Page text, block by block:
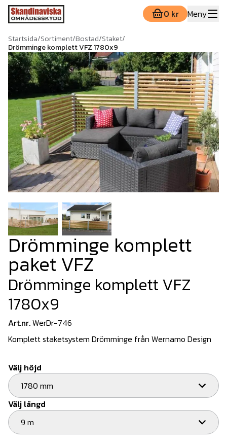
0 kr Meny
Startsida/Sortiment/Bostad/Staket/
Drömminge komplett VFZ 1780x9
Drömminge komplett
paket VFZ
Drömminge komplett VFZ
1780x9
Art.nr.WerDr-746
Komplett staketsystem Drömminge från Wernamo Design
Välj höjd
1780 mm
Välj längd
9 m